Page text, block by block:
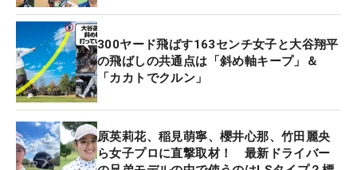
300ヤード飛ばす163センチ女子と大谷翔平
の飛ばしの共通点は「斜め軸キープ」＆
「カカトでクルン」
原英莉花、稲見萌寧、櫻井心那、竹田麗央
ら女子プロに直撃取材！ 最新ドライバー